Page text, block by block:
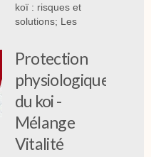
koï : risques et
solutions; Les
Protection
physiologique
du koi -
Mélange
Vitalité